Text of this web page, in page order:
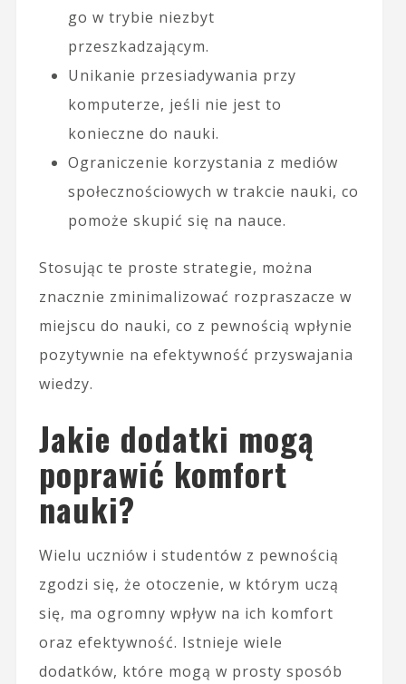
go w trybie niezbyt
przeszkadzającym.
Unikanie przesiadywania przy
komputerze, jeśli nie jest to
konieczne do nauki.
Ograniczenie korzystania z mediów
społecznościowych w trakcie nauki, co
pomoże skupić się na nauce.
Stosując te proste strategie, można
znacznie zminimalizować rozpraszacze w
miejscu do nauki, co z pewnością wpłynie
pozytywnie na efektywność przyswajania
wiedzy.
Jakie dodatki mogą
poprawić komfort
nauki?
Wielu uczniów i studentów z pewnością
zgodzi się, że otoczenie, w którym uczą
się, ma ogromny wpływ na ich komfort
oraz efektywność. Istnieje wiele
dodatków, które mogą w prosty sposób